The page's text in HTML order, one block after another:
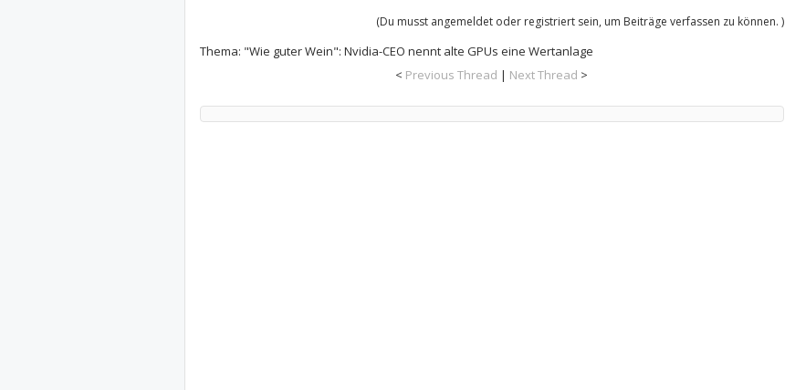
(Du musst angemeldet oder registriert sein, um Beiträge verfassen zu können. )
Thema: "Wie guter Wein": Nvidia-CEO nennt alte GPUs eine Wertanlage
< Previous Thread | Next Thread >